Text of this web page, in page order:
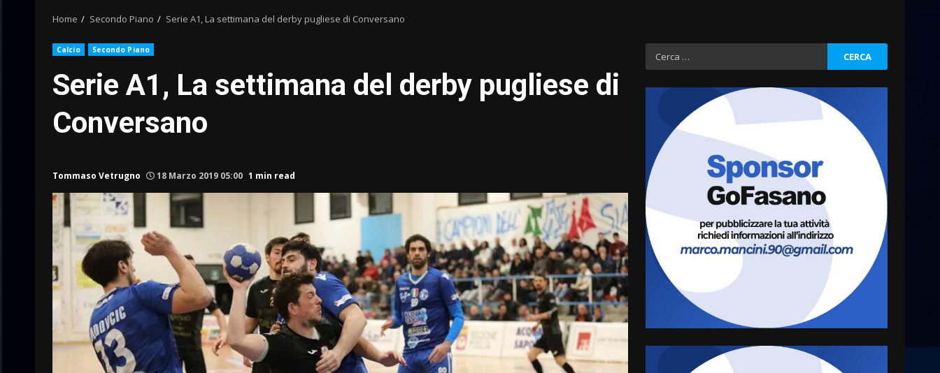
Home Secondo Piano Serie A1, La settimana del derby pugliese di Conversano
Calcio Secondo Piano
Serie A1, La settimana del derby pugliese di
Conversano
Tommaso Vetrugno 18 Marzo 2019 05:00 1 min read
Ricerca
per:
3
Fasanese ferito a colpi di
6 Agosto 2026 18:13
Carta d’identità: continua il
piano di aperture
straordinarie del Comune di
Fasano
6 Agosto 2026 14:16
5
Grazia Neglia, coordinatrice
cittadina di Fratelli d’Italia,
pronta a tornare in Consiglio
comunale
Cura dei beni comuni e